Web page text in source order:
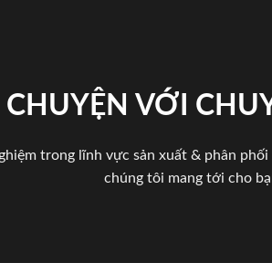
CHUYỆN VỚI
trong lĩnh vực sản xuất & phân
chúng tôi mang tới cho